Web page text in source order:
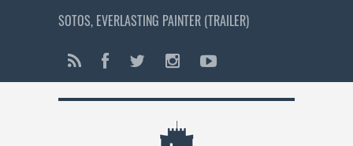
SOTOS, EVERLASTING PAINTER (TRAILER)